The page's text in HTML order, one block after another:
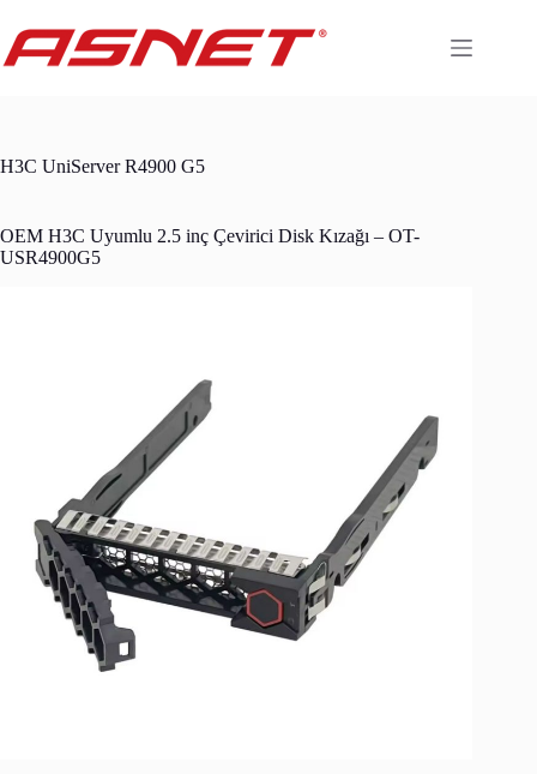
content
H3C UniServer R4900 G5
OEM H3C Uyumlu 2.5 inç Çevirici Disk Kızağı – OT-
USR4900G5